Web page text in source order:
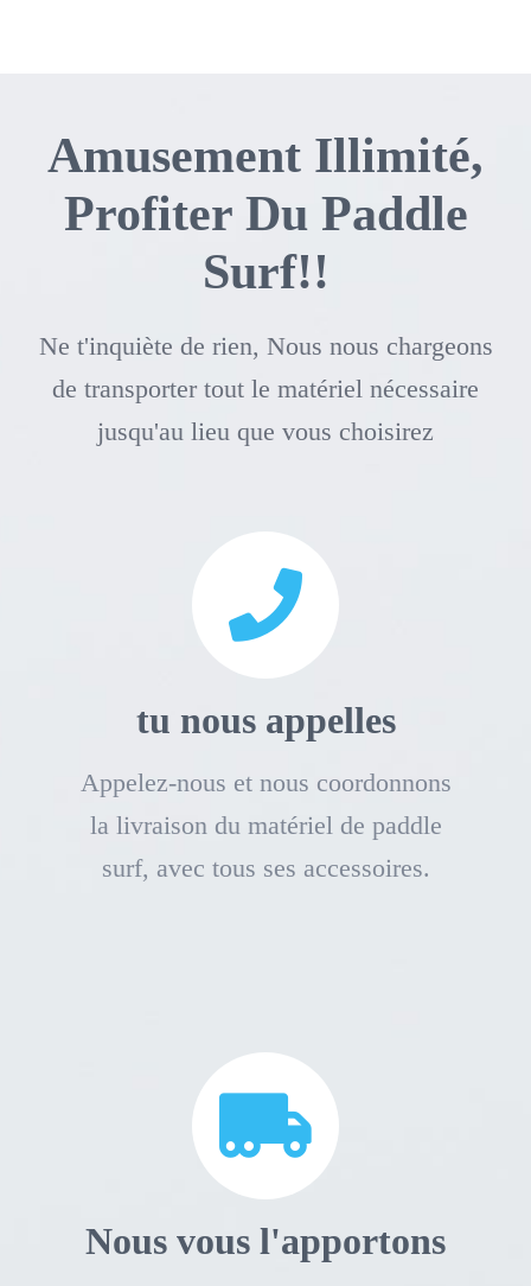
Amusement Illimité,
Profiter Du Paddle
Surf!!
Ne t'inquiète de rien, Nous nous chargeons
de transporter tout le matériel nécessaire
jusqu'au lieu que vous choisirez
tu nous appelles
Appelez-nous et nous coordonnons
la livraison du matériel de paddle
surf, avec tous ses accessoires.
Nous vous l'apportons